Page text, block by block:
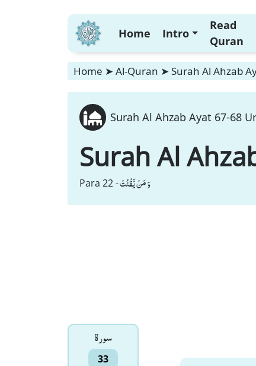
Home Intro
Read
Quran
Home ➤ Al-Quran ➤ Surah Al Ahzab
Surah Al Ahzab Ayat 67-68
Surah Al
Para 22 -وَ مَنْ یَّقْنُتْ
سورۃ
33